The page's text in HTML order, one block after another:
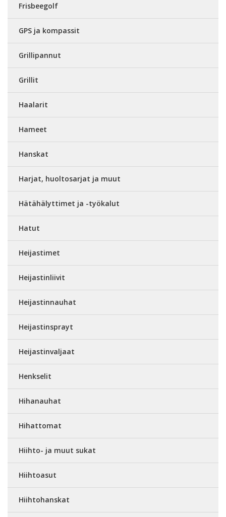
Frisbeegolf
GPS ja kompassit
Grillipannut
Grillit
Haalarit
Hameet
Hanskat
Harjat, huoltosarjat ja muut
Hätähälyttimet ja -työkalut
Hatut
Heijastimet
Heijastinliivit
Heijastinnauhat
Heijastinsprayt
Heijastinvaljaat
Henkselit
Hihanauhat
Hihattomat
Hiihto- ja muut sukat
Hiihtoasut
Hiihtohanskat